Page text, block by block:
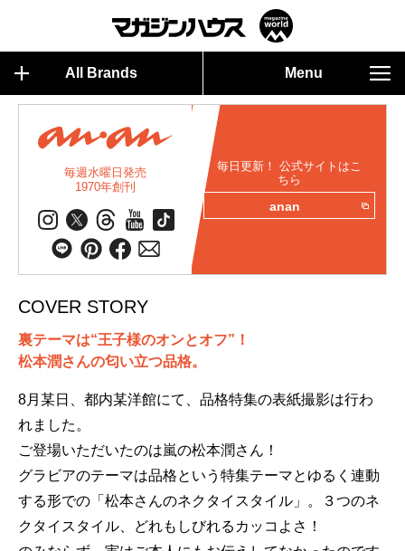
All Brands Menu
毎週水曜日発売
1970年創刊
毎日更新！ 公式サイトはこ
ちら
anan
COVER STORY
裏テーマは“王子様のオンとオフ”！
松本潤さんの匂い立つ品格。
8月某日、都内某洋館にて、品格特集の表紙撮影は行わ
れました。
ご登場いただいたのは嵐の松本潤さん！
グラビアのテーマは品格という特集テーマとゆるく連動
する形での「松本さんのネクタイスタイル」。３つのネ
クタイスタイル、どれもしびれるカッコよさ！